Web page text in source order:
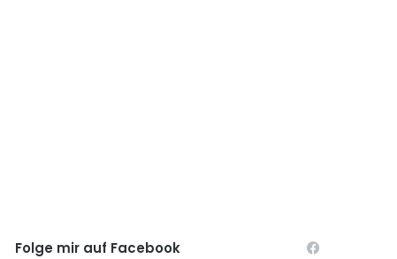
Folge mir auf Facebook